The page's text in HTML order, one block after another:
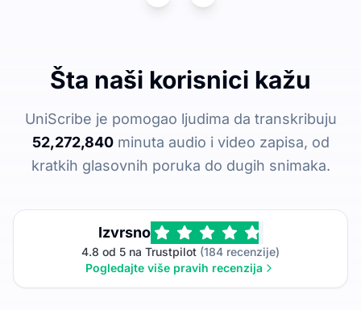
Šta naši korisnici kažu
UniScribe je pomogao ljudima da transkribuju
52,272,840minuta audio i video zapisa, od
kratkih glasovnih poruka do dugih snimaka.
Izvrsno
4.8 od 5 na Trustpilot (184 recenzije)
Pogledajte više pravih recenzija